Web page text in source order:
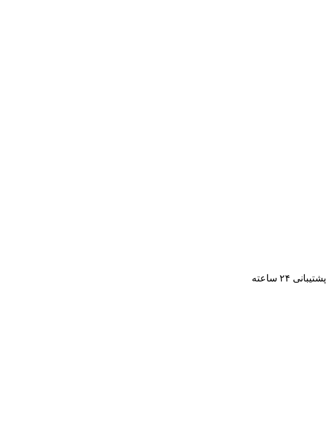
پشتیبانی ۲۴ ساعته